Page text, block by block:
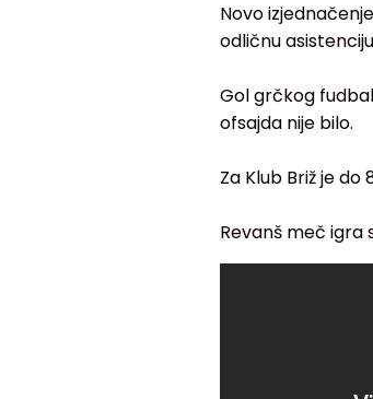
Novo
odličnu
Gol grčkog
ofsajda nije bilo.
Za Klub Briž je
Revanš meč igra